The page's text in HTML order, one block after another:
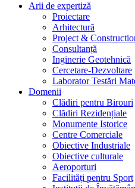
Arii de expertiză
Proiectare
Arhitectură
Project &
Consultanță
Inginerie Geotehnică
Cercetare-Dezvoltare
Laborator Testări
Domenii
Clădiri pentru Birouri
Clădiri Rezidențiale
Monumente Istorice
Centre Comerciale
Obiective Industriale
Obiective culturale
Aeroporturi
Facilități pentru Sport